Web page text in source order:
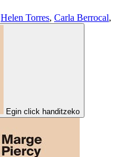
Helen Torres, Carla Berrocal,
Egin click handitzeko